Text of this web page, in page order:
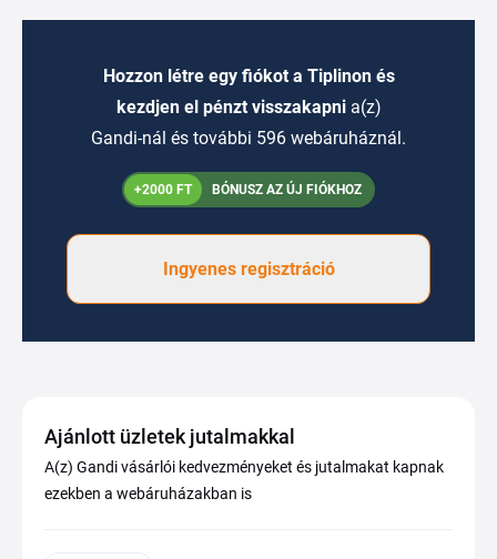
Hozzon létre egy fiókot a Tiplinon és
kezdjen el pénzt visszakapni a(z)
Gandi-nál és további 596 webáruháznál.
+2000 FT BÓNUSZ AZ ÚJ FIÓKHOZ
Ingyenes regisztráció
Ajánlott üzletek jutalmakkal
A(z) Gandi vásárlói kedvezményeket és jutalmakat kapnak
ezekben a webáruházakban is